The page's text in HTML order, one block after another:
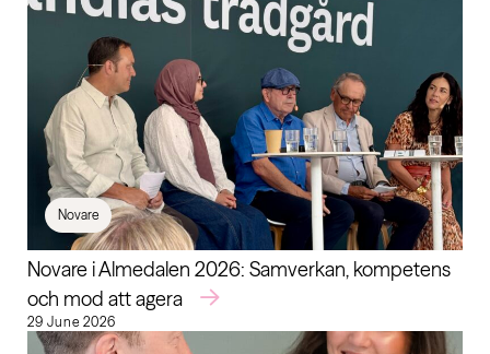
Novare
Novare i Almedalen 2026: Samverkan, kompetens
och mod att agera
29 June 2026